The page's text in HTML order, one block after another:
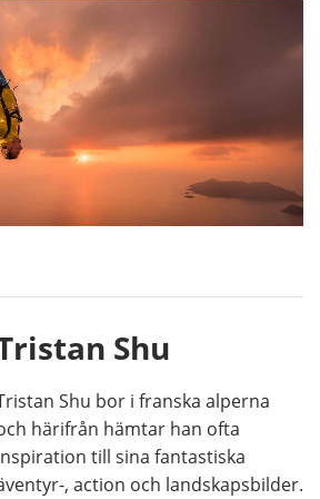
Shu
Shu bor i franska alperna
härifrån hämtar han ofta
till sina fantastiska
, action och landskapsbilder.